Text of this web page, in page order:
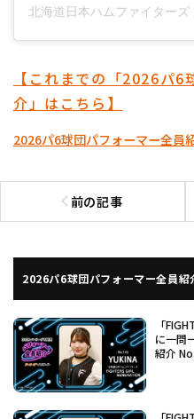
【これまでの「2026パ
介」はこちら】
2026パ6球団パフォーマー全員
前の記事
前の記事へ
2026パ6球団パフォーマー全員紹
「
に一問
紹介